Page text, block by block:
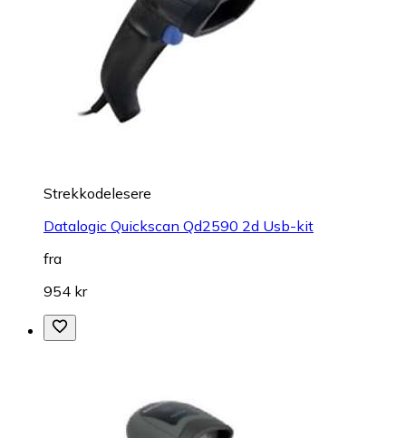
Strekkodelesere
Datalogic Quickscan Qd2590 2d Usb-kit
fra
954 kr